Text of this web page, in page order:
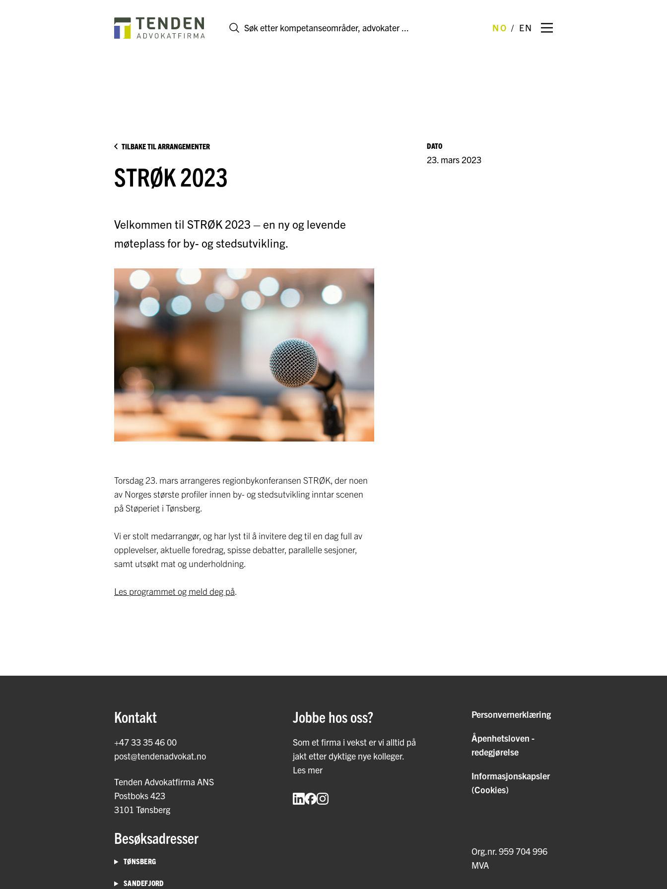
NO EN
TILBAKE TIL ARRANGEMENTER
STRØK 2023
Velkommen til STRØK 2023 – en ny og levende
møteplass for by- og stedsutvikling.
Torsdag 23. mars arrangeres regionbykonferansen STRØK, der noen
av Norges største profiler innen by- og stedsutvikling inntar scenen
på Støperiet i Tønsberg.
Vi er stolt medarrangør, og har lyst til å invitere deg til en dag full av
opplevelser, aktuelle foredrag, spisse debatter, parallelle sesjoner,
samt utsøkt mat og underholdning.
Les programmet og meld deg på.
DATO
23. mars 2023
Kontakt
+47 33 35 46 00
post@tendenadvokat.no
Tenden Advokatfirma ANS
Postboks 423
3101 Tønsberg
Besøksadresser
TØNSBERG
SANDEFJORD
Jobbe hos oss?
Som et firma i vekst er vi alltid på
jakt etter dyktige nye kolleger.
Les mer
Personvernerklæring
Åpenhetsloven -
redegjørelse
Informasjonskapsler
(Cookies)
Org.nr. 959 704 996
MVA